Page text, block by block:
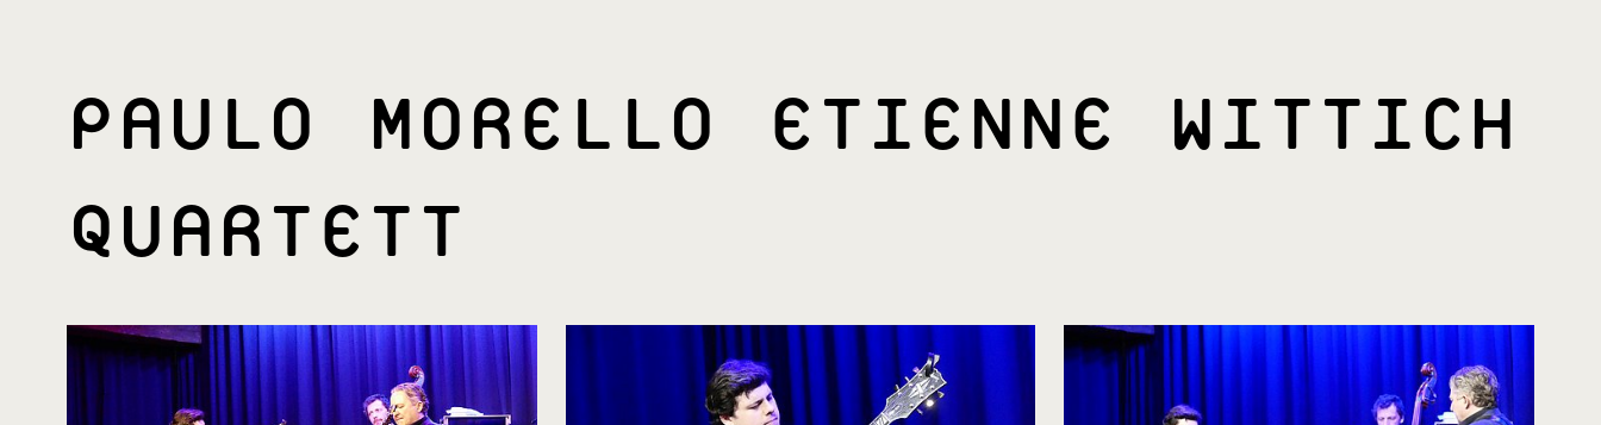
PAULO MORELLO ETIENNE WITTICH
QUARTETT